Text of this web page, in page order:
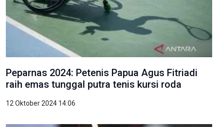
Peparnas 2024: Petenis Papua Agus Fitriadi
raih emas tunggal putra tenis kursi roda
12 Oktober 2024 14:06